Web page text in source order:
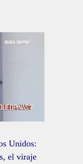
Unidos:
el viraje